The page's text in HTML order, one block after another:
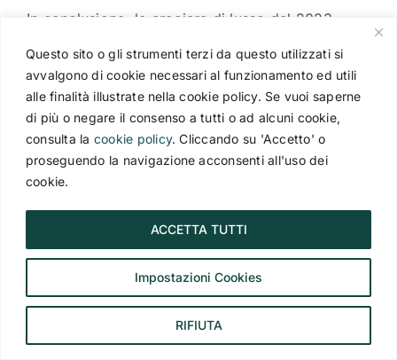
Questo sito o gli strumenti terzi da questo utilizzati si
avvalgono di cookie necessari al funzionamento ed utili
alle finalità illustrate nella cookie policy. Se vuoi saperne
di più o negare il consenso a tutti o ad alcuni cookie,
consulta la cookie policy. Cliccando su 'Accetto' o
proseguendo la navigazione acconsenti all'uso dei
cookie.
Impostazioni Cookies
RIFIUTA
ACCETTA TUTTI
In conclusione, le crociere di lusso del 2023
ricerca di un viaggio esclusivo
, confortevole
e raffinato. Dalle crociere fluviali più romantiche
alle spedizioni polari più avventurose, passando
per gli itinerari intercontinentali più affascinanti,
c’è una vasta scelta di opzioni per ogni tipo di
viaggiatore.
Se sei interessato a prenotare una di queste
incredibili crociere e salire a bordo, contatta ora
Superviaggi Agenzia viaggi Milano
nostra esperienza e professionalità, il team di
Superviaggi ti aiuterà a trovare la
perfetta per te, personalizzando il tuo viaggio in